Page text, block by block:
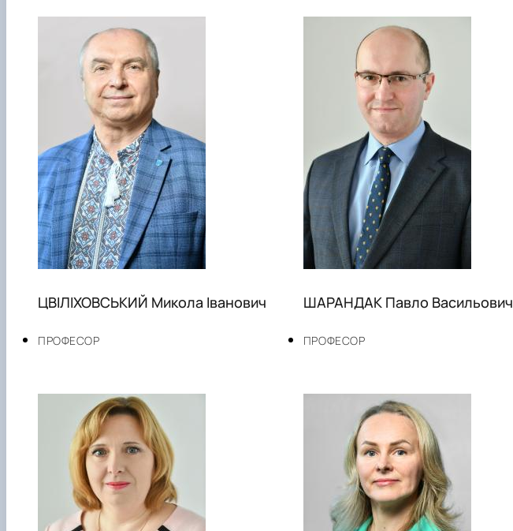
ПРОФЕСОР
ЦВІЛІХОВСЬКИЙ Микола Іванович
ПРОФЕСОР
ШАРАНДАК Павло Васильович